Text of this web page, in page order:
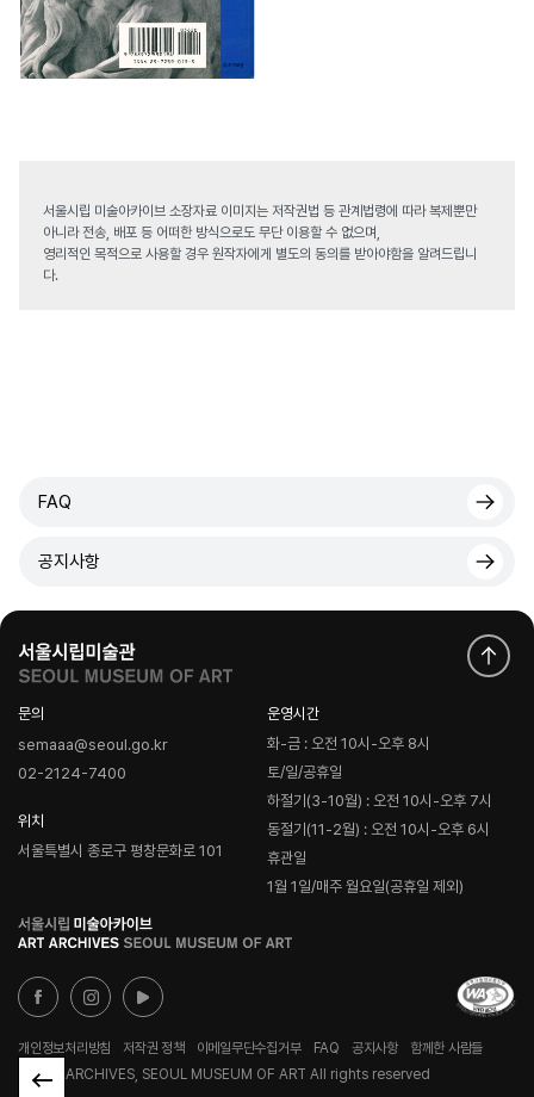
서울시립 미술아카이브 소장자료 이미지는 저작권법 등 관계법령에 따라 복제뿐만
아니라 전송, 배포 등 어떠한 방식으로도 무단 이용할 수 없으며,
영리적인 목적으로 사용할 경우 원작자에게 별도의 동의를 받아야함을 알려드립니
다.
FAQ
공지사항
문의
semaaa@seoul.go.kr
02-2124-7400
위치
서울특별시 종로구 평창문화로 101
운영시간
화-금 : 오전 10시-오후 8시
토/일/공휴일
하절기(3-10월) : 오전 10시-오후 7시
동절기(11-2월) : 오전 10시-오후 6시
휴관일
1월 1일/매주 월요일(공휴일 제외)
로
고
개인정보처리방침 저작권 정책 이메일무단수집거부 FAQ 공지사항
함께한 사람들
© ART ARCHIVES, SEOUL MUSEUM OF ART All rights reserved